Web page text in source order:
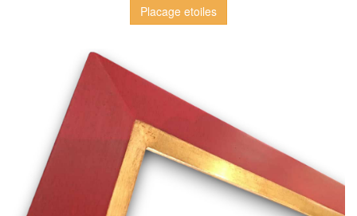
Placage etoiles